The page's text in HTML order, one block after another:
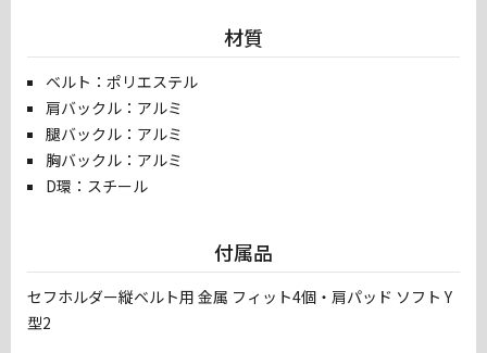
材質
ベルト：ポリエステル
肩バックル：アルミ
腿バックル：アルミ
胸バックル：アルミ
D環：スチール
付属品
セフホルダー縦ベルト用 金属 フィット4個・肩パッド ソフト Y
型2